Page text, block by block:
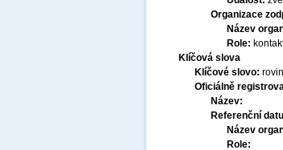
Organizace
Název
Role:
Klíčová slova
Klíčové slovo:
Oficiálně
Název:
Referenční
Název
Role: